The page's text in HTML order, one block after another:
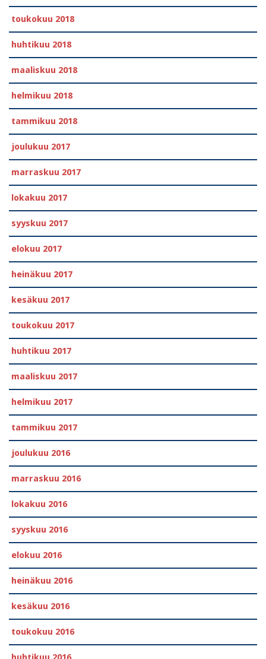
toukokuu 2018
huhtikuu 2018
maaliskuu 2018
helmikuu 2018
tammikuu 2018
joulukuu 2017
marraskuu 2017
lokakuu 2017
syyskuu 2017
elokuu 2017
heinäkuu 2017
kesäkuu 2017
toukokuu 2017
huhtikuu 2017
maaliskuu 2017
helmikuu 2017
tammikuu 2017
joulukuu 2016
marraskuu 2016
lokakuu 2016
syyskuu 2016
elokuu 2016
heinäkuu 2016
kesäkuu 2016
toukokuu 2016